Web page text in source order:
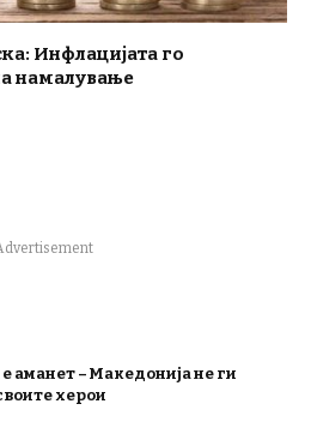
Инфлацијата го
намалување
аманет – Македонија не ги
херои